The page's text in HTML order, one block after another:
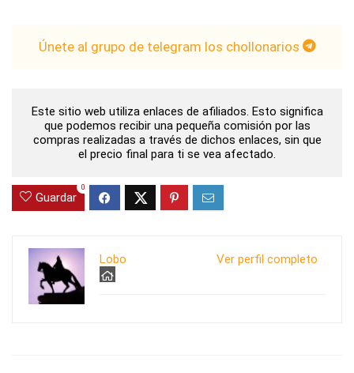
Únete al grupo de telegram los chollonarios
Este sitio web utiliza enlaces de afiliados. Esto significa
que podemos recibir una pequeña comisión por las
compras realizadas a través de dichos enlaces, sin que
el precio final para ti se vea afectado.
Guardar
0
Ver perfil completo
Lobo